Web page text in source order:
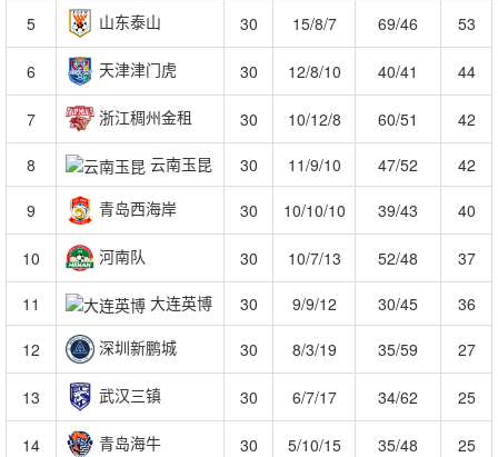
5 山东泰山 30 15/8/7 69/46 53
6 天津津门虎 30 12/8/10 40/41 44
7 浙江稠州金租 30 10/12/8 60/51 42
8 云南玉昆 30 11/9/10 47/52 42
9 青岛西海岸 30 10/10/10 39/43 40
10 河南队 30 10/7/13 52/48 37
11 大连英博 30 9/9/12 30/45 36
12 深圳新鹏城 30 8/3/19 35/59 27
13 武汉三镇 30 6/7/17 34/62 25
14 青岛海牛 30 5/10/15 35/48 25